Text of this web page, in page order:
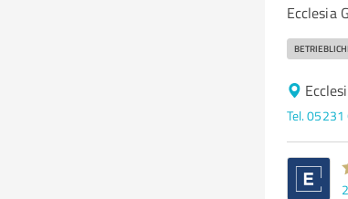
Ecclesia
Tel.
2